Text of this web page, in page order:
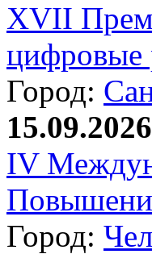
XVII
цифровые
Город:
IV
Город: